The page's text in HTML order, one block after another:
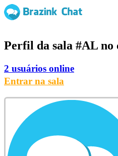
Perfil da sala #AL no
2 usuários online
Entrar na sala